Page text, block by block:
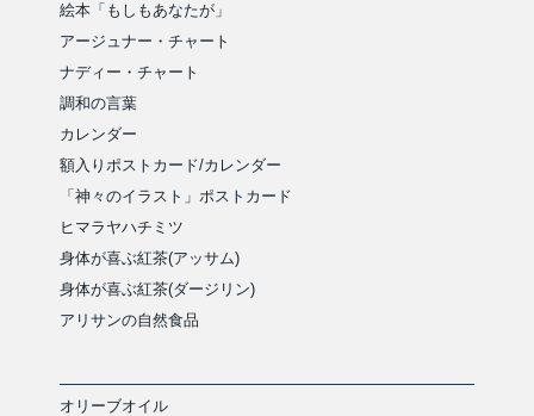
絵本「もしもあなたが」
アージュナー・チャート
ナディー・チャート
調和の言葉
カレンダー
額入りポストカード/カレンダー
「神々のイラスト」ポストカード
ヒマラヤハチミツ
身体が喜ぶ紅茶(アッサム)
身体が喜ぶ紅茶(ダージリン)
アリサンの自然食品
オリーブオイル